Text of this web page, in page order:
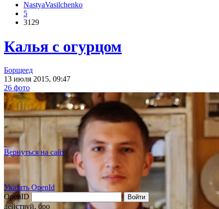
Вернуться на сайт
Указать OpenId
OpenID
Войти
действуй, бро
NastyaVasilchenko
5
3129
Калья с огурцом
Борщеед
13 июля 2015, 09:47
26 фото